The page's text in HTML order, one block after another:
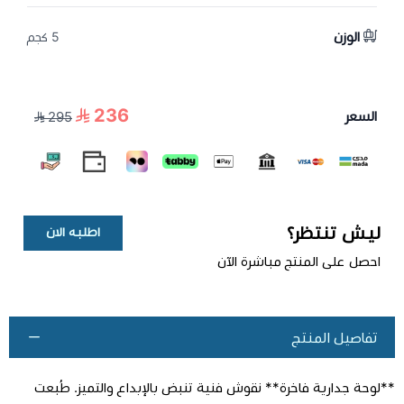
الوزن 5 كجم
السعر 236
295
ليش تنتظر؟
احصل على المنتج مباشرة الآن
اطلبه الان
تفاصيل المنتج
**لوحة جدارية فاخرة** نقوش فنية تنبض بالإبداع والتميز. طُبعت